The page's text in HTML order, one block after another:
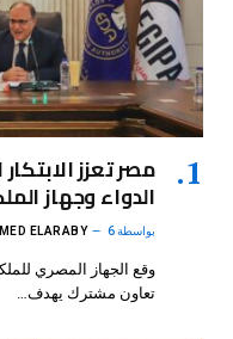
مصر تعزز
الدواء وجهاز
بواسطة ELARABY 6 أغسطس، 2026
وقع الجهاز المصري
تعاون مشترك يهدف…